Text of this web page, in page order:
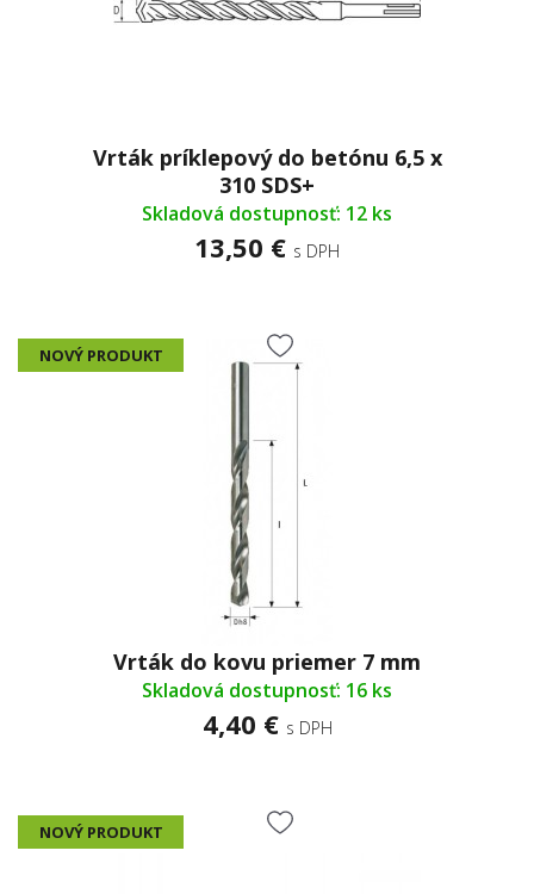
Vrták príklepový do betónu 6,5 x
310 SDS+
Skladová dostupnosť: 12 ks
13,50 € s DPH
NOVÝ PRODUKT
Vrták do kovu priemer 7 mm
Skladová dostupnosť: 16 ks
4,40 € s DPH
NOVÝ PRODUKT